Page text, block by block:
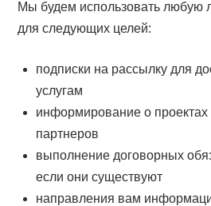
Мы будем использовать
для следующих целей:
подписки на рассылку для
услугам
информирование о проектах
партнеров
выполнение договорных
если они существуют
направления вам